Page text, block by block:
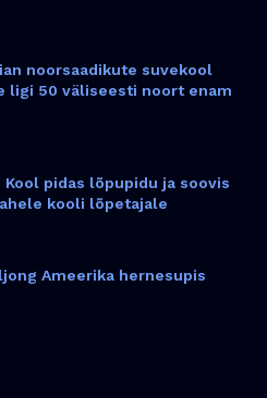
noorsaadikute suvekool
ligi 50 väliseesti noort enam
Kool pidas lõpupidu ja soovis
kooli lõpetajale
Ameerika hernesupis